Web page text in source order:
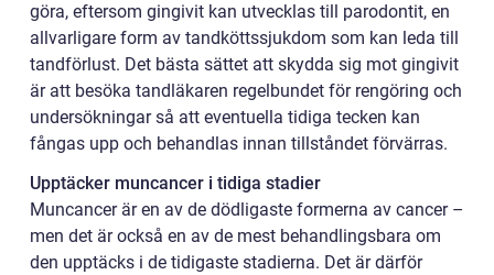
göra, eftersom gingivit kan utvecklas till parodontit, en
allvarligare form av tandköttssjukdom som kan leda till
tandförlust. Det bästa sättet att skydda sig mot gingivit
är att besöka tandläkaren regelbundet för rengöring och
undersökningar så att eventuella tidiga tecken kan
fångas upp och behandlas innan tillståndet förvärras.
Upptäcker muncancer i tidiga stadier
Muncancer är en av de dödligaste formerna av cancer –
men det är också en av de mest behandlingsbara om
den upptäcks i de tidigaste stadierna. Det är därför